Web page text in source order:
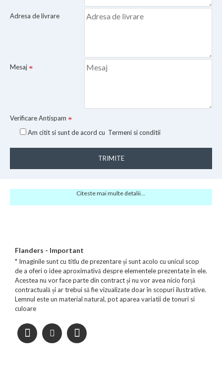
Adresa de livrare
Mesaj
Verificare Antispam
Am citit si sunt de acord cu Termeni si conditii
TRIMITE
Citeste mai multe detalii...
Flanders - Important
* Imaginile sunt cu titlu de prezentare și sunt acolo cu unicul scop
de a oferi o idee aproximativă despre elementele prezentate în ele.
Acestea nu vor face parte din contract și nu vor avea nicio forță
contractuală și ar trebui să fie vizualizate doar în scopuri ilustrative.
Lemnul este un material natural, pot aparea variatii de tonuri si
culoare